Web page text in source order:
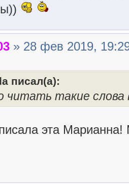
» 28 фев 2019,
писал(а):
читать такие слова
эта Марианна!